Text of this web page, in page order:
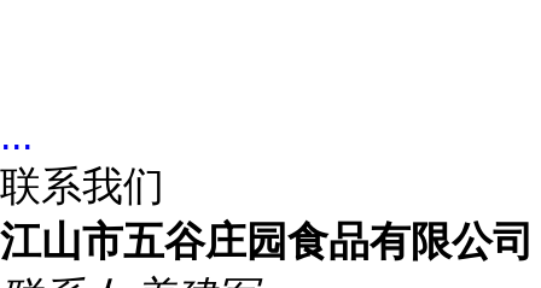
...
联系我们
江山市五谷庄园食品有限公司